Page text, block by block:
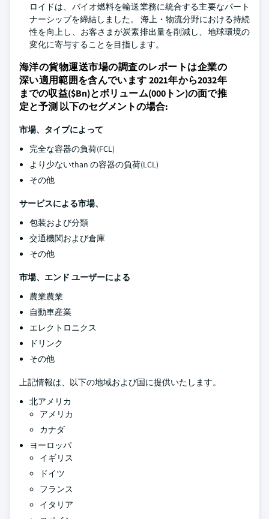
ロイドは、バイオ燃料を輸送業務に統合する主要なパート
ナーシップを締結しました。 海上・物流分野における持続
性を向上し、お客さまが炭素排出量を削減し、地球環境の
変化に寄与することを目指します。
海洋の貨物運送市場の調査のレポートは企業の
深い適用範囲を含んでいます 2021年から2032年
までの収益($Bn)とボリューム(000トン)の面で推
定と予測 以下のセグメントの場合:
市場、タイプによって
完全な容器の負荷(FCL)
より少ないthan の容器の負荷(LCL)
その他
サービスによる市場、
包装および分類
交通機関および倉庫
その他
市場、エンド ユーザーによる
農業農業
自動車産業
エレクトロニクス
ドリンク
その他
上記情報は、以下の地域および国に提供いたします。
北アメリカ
アメリカ
カナダ
ヨーロッパ
イギリス
ドイツ
フランス
イタリア